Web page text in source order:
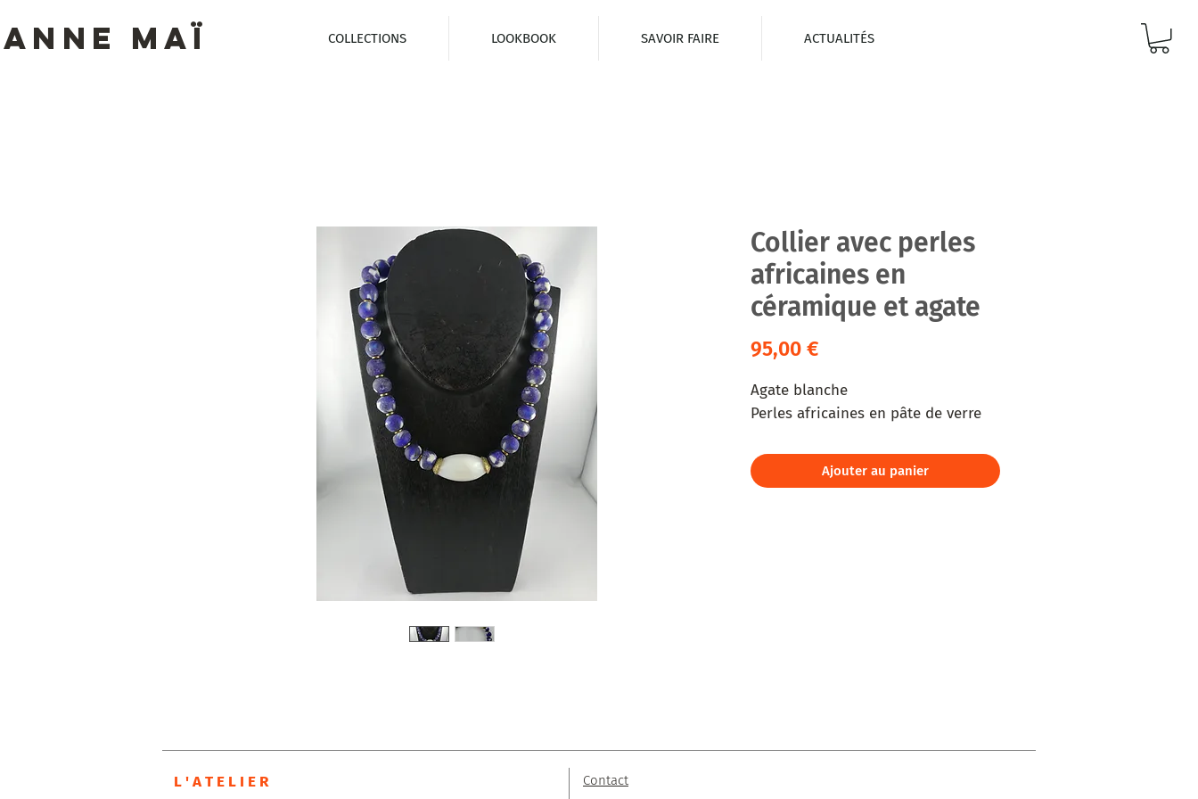
ANNE MAï COLLECTIONS LOOKBOOK SAVOIR FAIRE ACTUALITÉS
Collier avec perles
africaines en
céramique et agate
95,00 €
Agate blanche
Perles africaines en pâte de verre
Ajouter au panier
Contact
L ' A T E L I E R